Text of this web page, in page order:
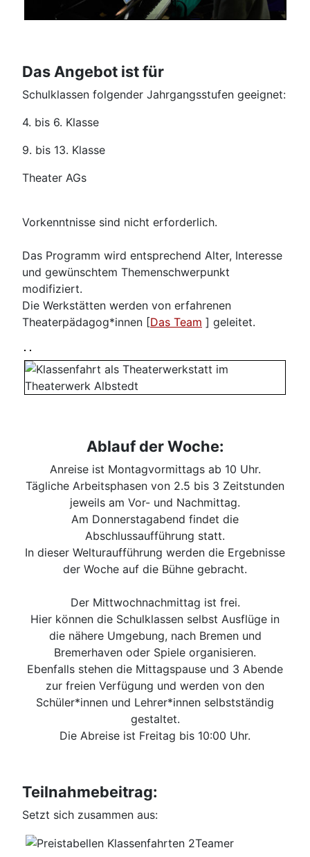
Das Angebot ist für
Schulklassen folgender Jahrgangsstufen geeignet:
4. bis 6. Klasse
9. bis 13. Klasse
Theater AGs
Vorkenntnisse sind nicht erforderlich.
Das Programm wird entsprechend Alter, Interesse
und gewünschtem Themenschwerpunkt
modifiziert.
Die Werkstätten werden von erfahrenen
Theaterpädagog*innen [Das Team ] geleitet.
Ablauf der Woche:
Anreise ist Montagvormittags ab 10 Uhr.
Tägliche Arbeitsphasen von 2.5 bis 3 Zeitstunden
jeweils am Vor- und Nachmittag.
Am Donnerstagabend findet die
Abschlussaufführung statt.
In dieser Welturaufführung werden die Ergebnisse
der Woche auf die Bühne gebracht.
Der Mittwochnachmittag ist frei.
Hier können die Schulklassen selbst Ausflüge in
die nähere Umgebung, nach Bremen und
Bremerhaven oder Spiele organisieren.
Ebenfalls stehen die Mittagspause und 3 Abende
zur freien Verfügung und werden von den
Schüler*innen und Lehrer*innen selbstständig
gestaltet.
Die Abreise ist Freitag bis 10:00 Uhr.
Teilnahmebeitrag:
Setzt sich zusammen aus: